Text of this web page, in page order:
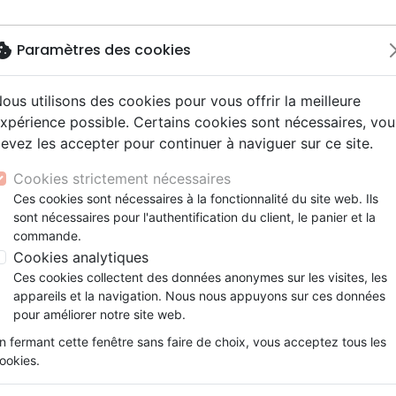
NouveautésBibles
Testaments
Etude biblique
Segond 21
Segond
NEG
Livres
Bandes dessinées
Famille, couple
Souffrance, Relation d'aide
Santé
eBooks
Couple
Découverte de la foi
Méditations
Souffrance, Relation d'aide
Psychologie
ans
Adolescents, jeunes
Bibles jeunesse
Latino, Folk
Soul
Rap, Hip-hop
Instrumental
Louange, Adoration
Hardrock, Métal
animés
conférences
Films, fiction
Documentaires, reportages
Jeux
Accessoires de Bible
Papeterie
Liberté dans l'oubli de soi (La)
La liberté dans l'oubli de soi
Référence
Description Détails du produit
Un chrétien vraiment humble
Paramètres des cookies
utilisons des cookies pour vous offrir la meilleure
possible. Certains cookies sont nécessaires,
les accepter pour continuer à naviguer sur ce site.
Cookies strictement nécessaires
Ces cookies sont nécessaires à la fonctionnalité du site web. Ils
sont nécessaires pour l'authentification du client, le panier et la
commande.
Cookies analytiques
Ces cookies collectent des données anonymes sur les visites, les
appareils et la navigation. Nous nous appuyons sur ces données
pour améliorer notre site web.
fermant cette fenêtre sans faire de choix, vous acceptez tous les